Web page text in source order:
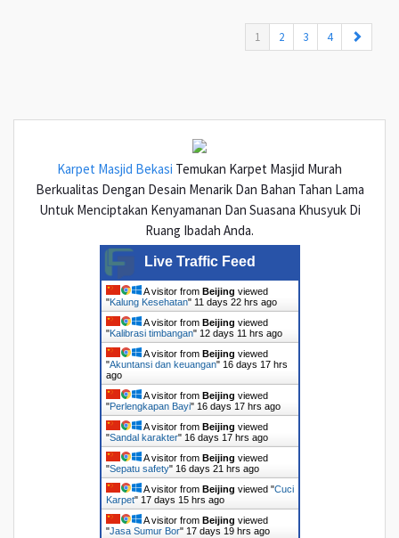
1 (current)
2 3 4
Karpet Masjid Bekasi Temukan Karpet Masjid Murah
Berkualitas Dengan Desain Menarik Dan Bahan Tahan Lama
Untuk Menciptakan Kenyamanan Dan Suasana Khusyuk Di
Ruang Ibadah Anda.
Live Traffic Feed
A visitor from Beijing viewed
"Kalung Kesehatan" 11 days 22 hrs ago
A visitor from Beijing viewed
"Kalibrasi timbangan" 12 days 11 hrs ago
A visitor from Beijing viewed
"Akuntansi dan keuangan" 16 days 17 hrs
ago
A visitor from Beijing viewed
"Perlengkapan Bayi" 16 days 17 hrs ago
A visitor from Beijing viewed
"Sandal karakter" 16 days 17 hrs ago
A visitor from Beijing viewed
"Sepatu safety" 16 days 21 hrs ago
A visitor from Beijing viewed "Cuci
Karpet" 17 days 15 hrs ago
A visitor from Beijing viewed
"Jasa Sumur Bor" 17 days 19 hrs ago